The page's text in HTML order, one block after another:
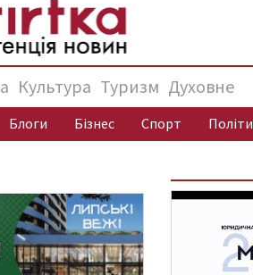
Культура Туризм Духовне
Блоги Бізнес Спорт